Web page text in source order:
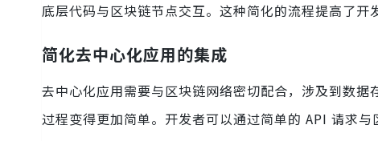
底层代码与区块链节点交互。这种简化的流程提高了开
简化去中心化应用的集成
去中心化应用需要与区块链网络密切配合，涉及到数
过程变得更加简单。开发者可以通过简单的 API 请求